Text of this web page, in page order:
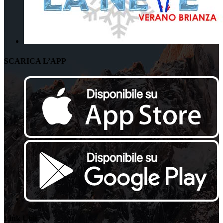
SCARICA L’APP
Link Utili